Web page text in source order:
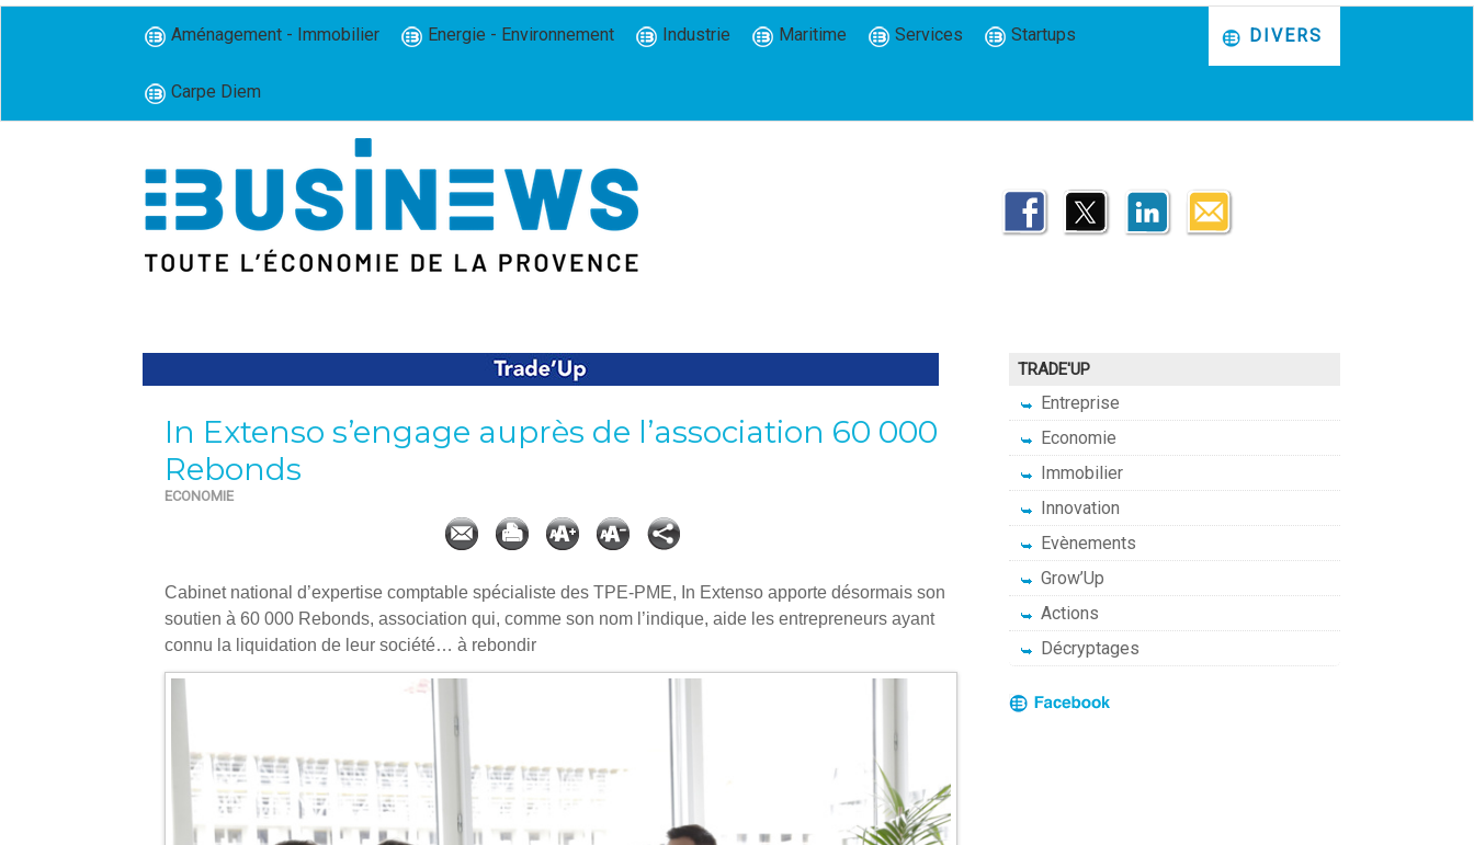
Aménagement - Immobilier Energie - Environnement Industrie Maritime Services Startups
Carpe Diem
DIVERS
In Extenso s’engage auprès de l’association 60 000
Rebonds
ECONOMIE
Cabinet national d’expertise comptable spécialiste des TPE-PME, In Extenso apporte désormais son
soutien à 60 000 Rebonds, association qui, comme son nom l’indique, aide les entrepreneurs ayant
connu la liquidation de leur société… à rebondir
TRADE'UP
Entreprise
Economie
Immobilier
Innovation
Evènements
Grow’Up
Actions
Décryptages